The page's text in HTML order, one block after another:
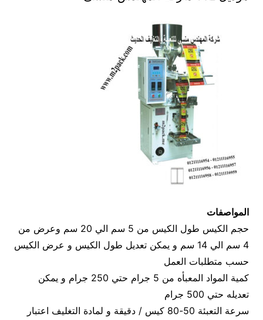
المواصفات
حجم الكيس طول الكيس من 5 سم الي 20 سم وعرض من
4 سم الي 14 سم و يمكن تعديل طول الكيس و عرض الكيس
حسب متطلبات العمل
كمية المواد المعبأه من 5 جرام حتي 250 جرام و يمكن
تعديله حتي 500 جرام
سرعة التعبئة 50-80 كيس / دقيقة و لمادة التغليف اعتبار